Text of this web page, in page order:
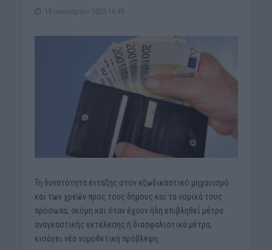
19 Ιανουαρίου 2026 16:45
Τη δυνατότητα ένταξης στον εξωδικαστικό μηχανισμό
και των χρεών προς τους δήμους και τα νομικά τους
πρόσωπα, ακόμη και όταν έχουν ήδη επιβληθεί μέτρα
αναγκαστικής εκτέλεσης ή διασφαλιστικά μέτρα,
εισάγει νέα νομοθετική πρόβλεψη.